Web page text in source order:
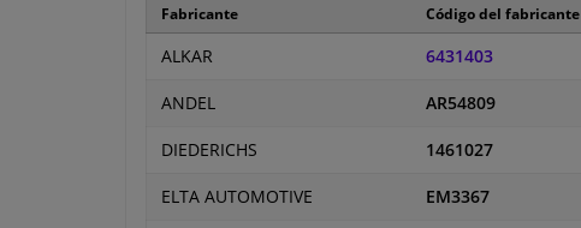
Fabricante Código del fabricante
ALKAR 6431403
ANDEL AR54809
DIEDERICHS 1461027
ELTA AUTOMOTIVE EM3367